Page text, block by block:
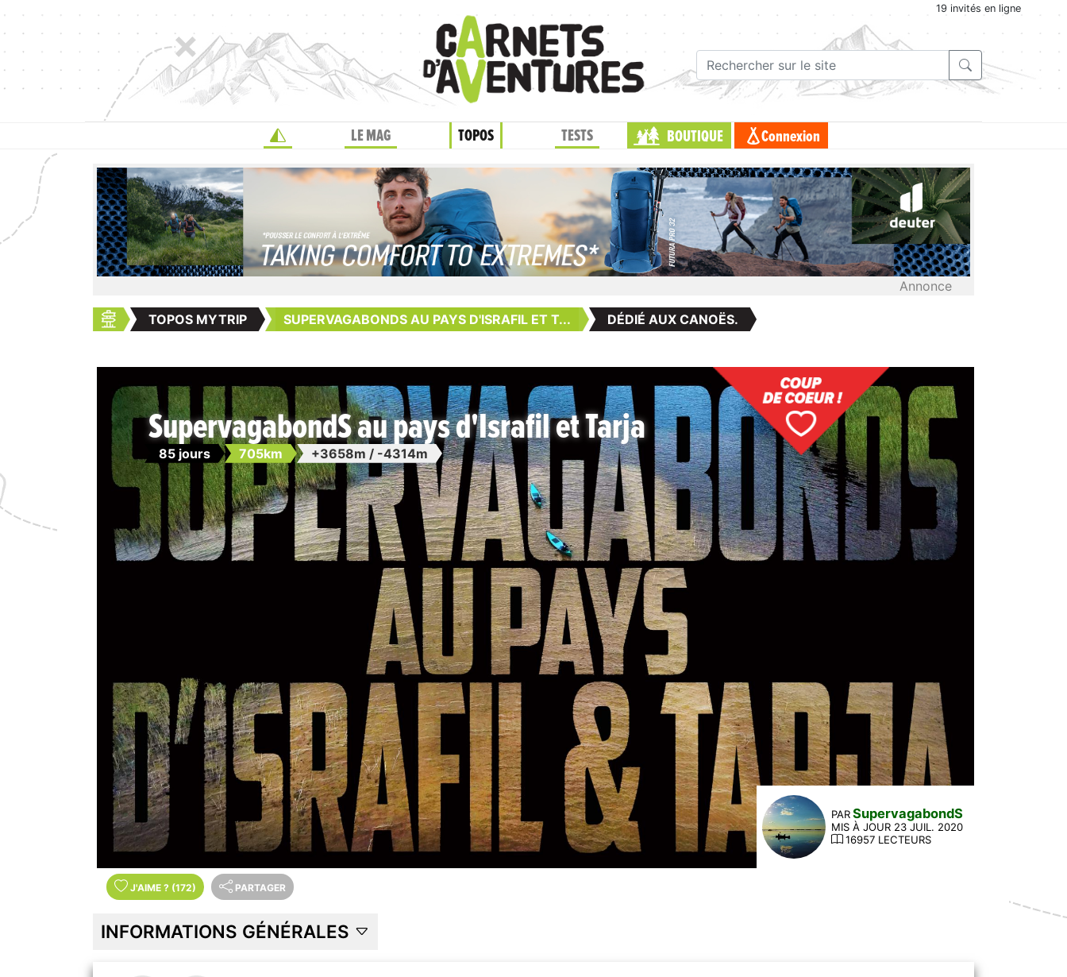
19 invités en ligne
LE MAG TOPOS TESTS BOUTIQUE Connexion
Annonce
TOPOS MYTRIP SUPERVAGABONDS AU PAYS D'ISRAFIL ET T... DÉDIÉ AUX CANOËS.
SupervagabondS au pays d'Israfil et Tarja
85 jours 705km +3658m / -4314m
PAR SupervagabondS
MIS À JOUR 23 JUIL. 2020
16957 LECTEURS
J'AIME ? (172) PARTAGER
INFORMATIONS GÉNÉRALES